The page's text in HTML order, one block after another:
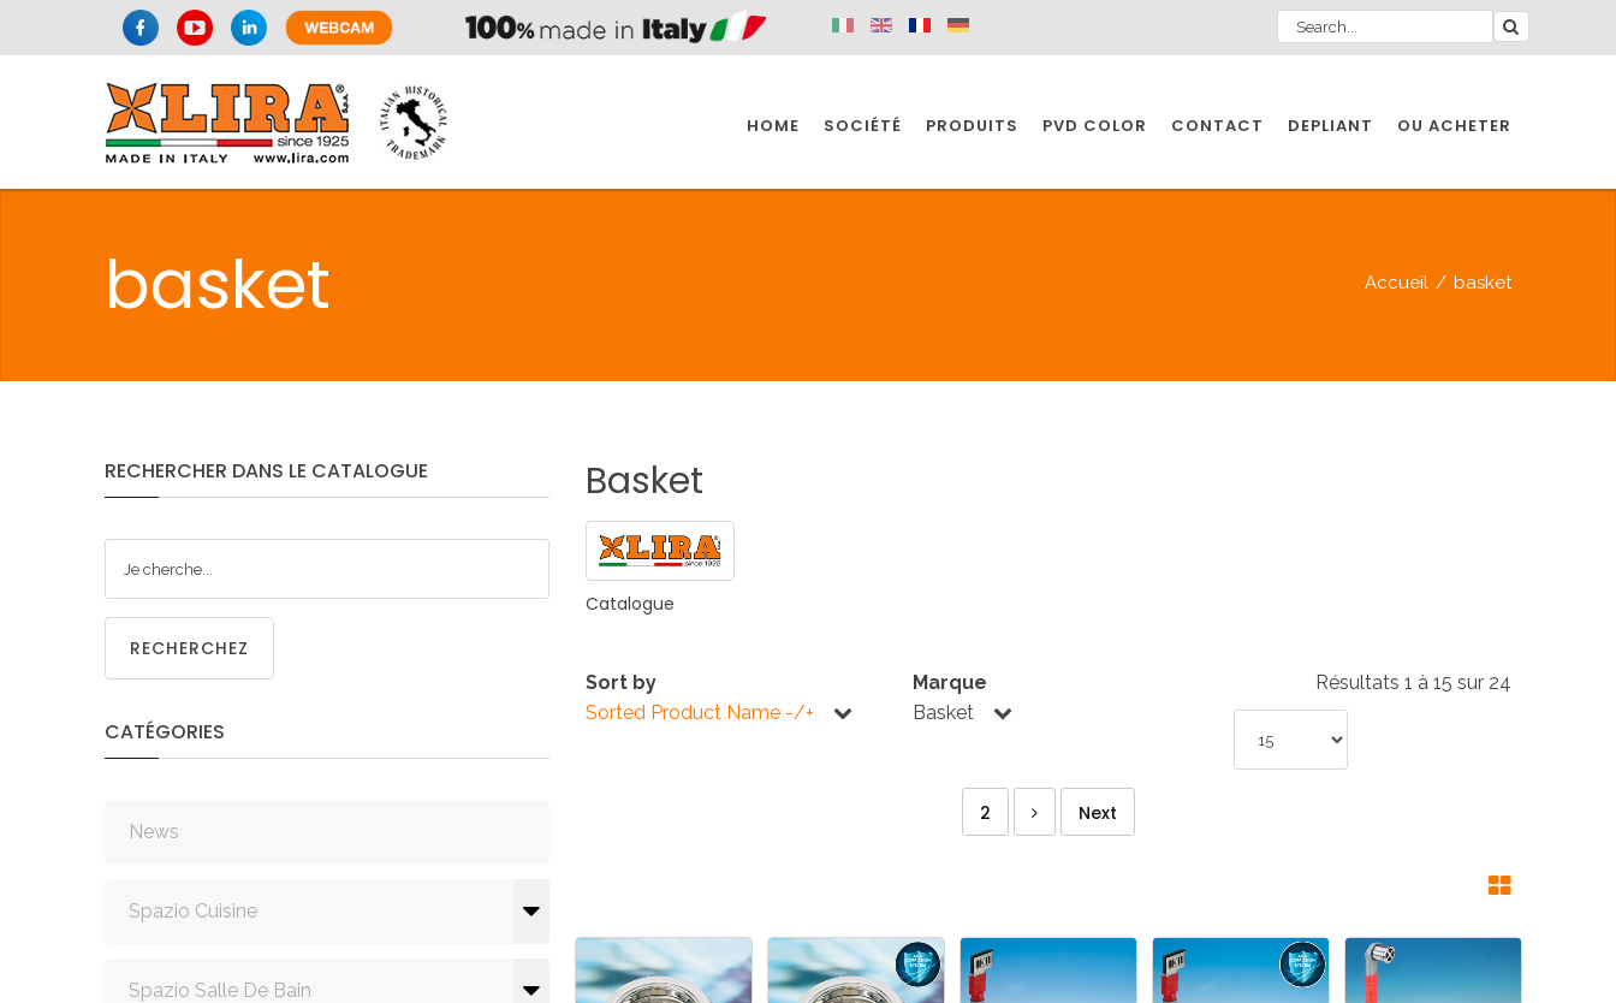
HOME SOCIÉTÉ PRODUITS
SPAZIO CUISINE SPAZIO BAIN SPAZIO INDUSTRIE
SALLE DE BAIN
PVD COLOR CONTACT DEPLIANT
OU ACHETER
BONDES
basket Accueil / basket
RECHERCHER DANS LE CATALOGUE
RECHERCHEZ
CATÉGORIES
News
Spazio Cuisine
Spazio Salle De Bain
Basket
Catalogue
Sort by
Sorted Product Name -/+
Marque
Basket
Résultats 1 à 15 sur 24
2 Next